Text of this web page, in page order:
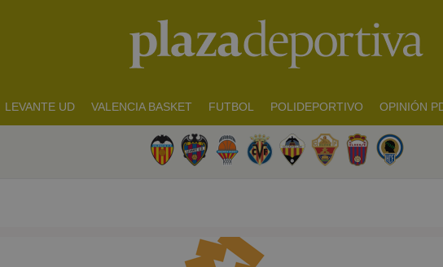
LEVANTE UD VALENCIA BASKET FUTBOL POLIDEPORTIVO OPINIÓN